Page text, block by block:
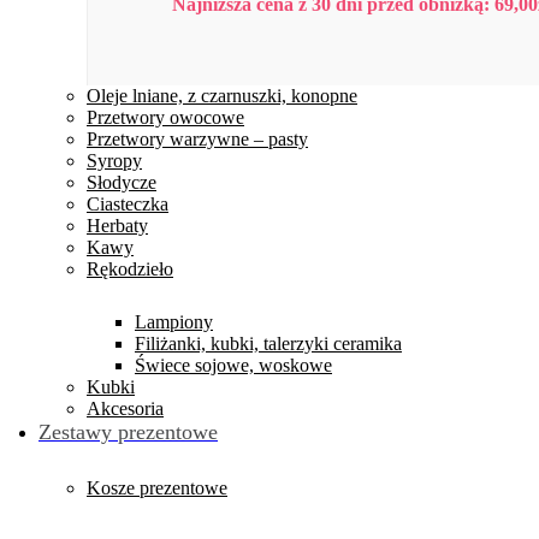
Oleje lniane, z czarnuszki, konopne
Przetwory owocowe
Przetwory warzywne – pasty
Syropy
Słodycze
Ciasteczka
Herbaty
Kawy
Rękodzieło
Lampiony
Filiżanki, kubki, talerzyki ceramika
Świece sojowe, woskowe
Kubki
Akcesoria
Zestawy prezentowe
Kosze prezentowe